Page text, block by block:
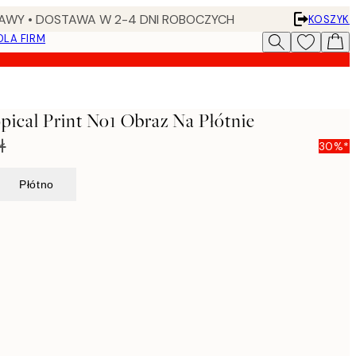
• DOSTAWA W 2-4 DNI ROBOCZYCH
KOSZYK
FIRM
Print No1 Obraz Na Płótnie
30%*
Płótno